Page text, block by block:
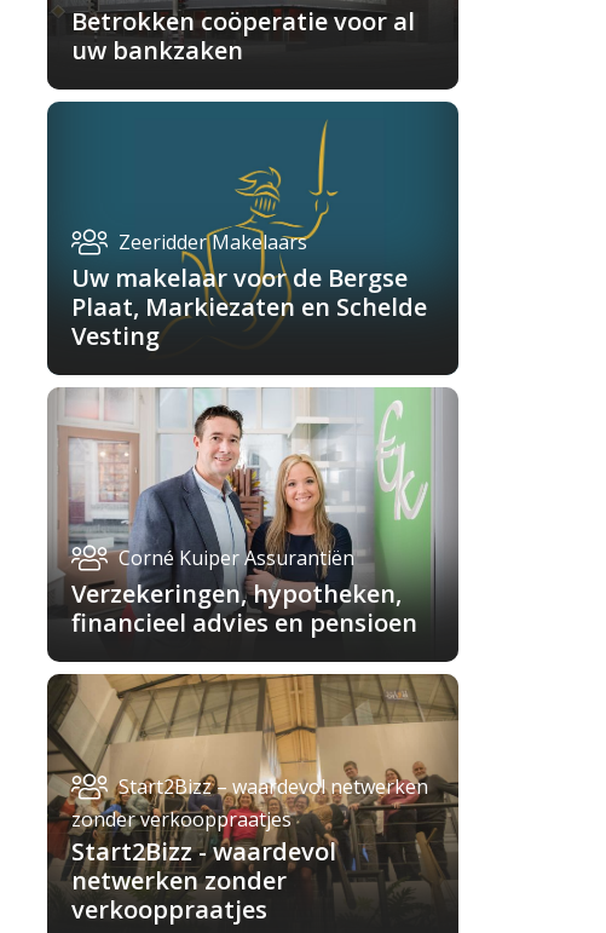
Betrokken coöperatie voor al
uw bankzaken
Zeeridder Makelaars
Uw makelaar voor de Bergse
Plaat, Markiezaten en Schelde
Vesting
Corné Kuiper Assurantiën
Verzekeringen, hypotheken,
financieel advies en pensioen
Start2Bizz – waardevol netwerken
zonder verkooppraatjes
Start2Bizz - waardevol
netwerken zonder
verkooppraatjes